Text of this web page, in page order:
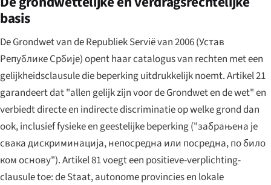
basis
De Grondwet van de Republiek Servië van 2006 (Устав
Републике Србије) opent haar catalogus van rechten met een
gelijkheidsclausule die beperking uitdrukkelijk noemt. Artikel 21
garandeert dat "allen gelijk zijn voor de Grondwet en de wet" en
verbiedt directe en indirecte discriminatie op welke grond dan
ook, inclusief fysieke en geestelijke beperking ("забрањена је
свака дискриминација, непосредна или посредна, по било
ком основу"). Artikel 81 voegt een positieve-verplichting-
clausule toe: de Staat, autonome provincies en lokale